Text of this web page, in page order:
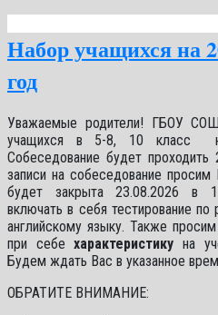
Набор учащихся на
год
Уважаемые родители! ГБОУ
учащихся в 5-8, 10 класс
Собеседование будет
записи на собеседование просим
будет закрыта 23.08.2026 в
включать в себя тестирование
английскому языку. Также
при себехарактеристику на
Будем ждать Вас в указанное
ОБРАТИТЕ ВНИМАНИЕ: